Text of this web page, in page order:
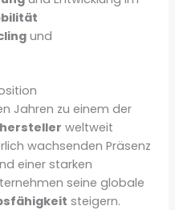
und
Jahren zu einem der
weltweit
wachsenden Präsenz
einer starken
seine globale
steigern.